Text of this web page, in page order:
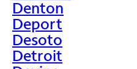
Denton
Deport
Desoto
Detroit